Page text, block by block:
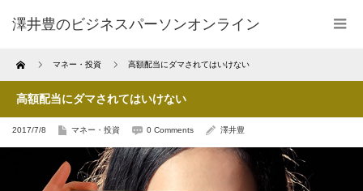
澤井豊のビジネスパーソンオンライン
Home マネー・投資 高額配当にダマされてはいけない
高額配当にダマされてはいけない
2017/7/8 マネー・投資 0 Comments 澤井豊